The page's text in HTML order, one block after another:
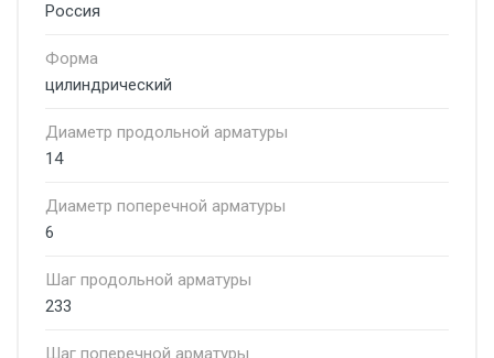
Россия
Форма
цилиндрический
Диаметр продольной арматуры
14
Диаметр поперечной арматуры
6
Шаг продольной арматуры
233
Шаг поперечной арматуры